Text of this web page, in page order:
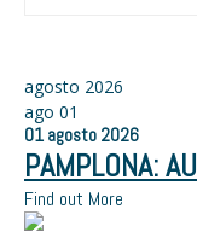
agosto 2026
ago 01
01 agosto 2026
PAMPLONA:
Find out More